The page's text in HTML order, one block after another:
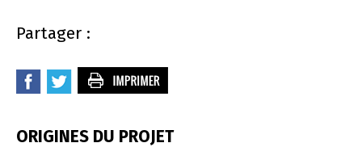
Partager :
ORIGINES DU PROJET